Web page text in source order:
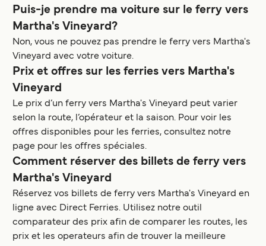
Puis-je prendre ma voiture sur le ferry vers
Martha's Vineyard?
Non, vous ne pouvez pas prendre le ferry vers Martha's
Vineyard avec votre voiture.
Prix et offres sur les ferries vers Martha's
Vineyard
Le prix d’un ferry vers Martha's Vineyard peut varier
selon la route, l’opérateur et la saison. Pour voir les
offres disponibles pour les ferries, consultez notre
page pour les offres spéciales.
Comment réserver des billets de ferry vers
Martha's Vineyard
Réservez vos billets de ferry vers Martha's Vineyard en
ligne avec Direct Ferries. Utilisez notre outil
comparateur des prix afin de comparer les routes, les
prix et les operateurs afin de trouver la meilleure